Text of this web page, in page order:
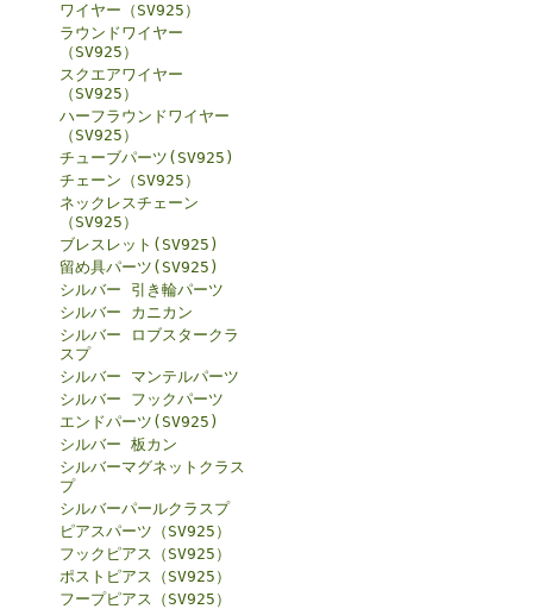
ワイヤー（SV925）
ラウンドワイヤー
（SV925）
スクエアワイヤー
（SV925）
ハーフラウンドワイヤー
（SV925）
チューブパーツ(SV925)
チェーン（SV925）
ネックレスチェーン
（SV925）
ブレスレット(SV925)
留め具パーツ(SV925)
シルバー 引き輪パーツ
シルバー カニカン
シルバー ロブスタークラ
スプ
シルバー マンテルパーツ
シルバー フックパーツ
エンドパーツ(SV925)
シルバー 板カン
シルバーマグネットクラス
プ
シルバーパールクラスプ
ピアスパーツ（SV925）
フックピアス（SV925）
ポストピアス（SV925）
フープピアス（SV925）